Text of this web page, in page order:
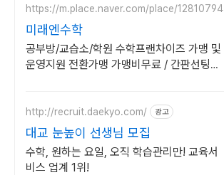
https://m.place.naver.com/place/12810794
미래엔수학
공부방/교습소/학원 수학프랜차이즈 가맹 및
운영지원 전환가맹 가맹비무료 / 간판선팅비
http://recruit.daekyo.com/ 광고
대교 눈높이 선생님 모집
수학, 원하는 요일, 오직 학습관리만! 교육서
비스 업계 1위!